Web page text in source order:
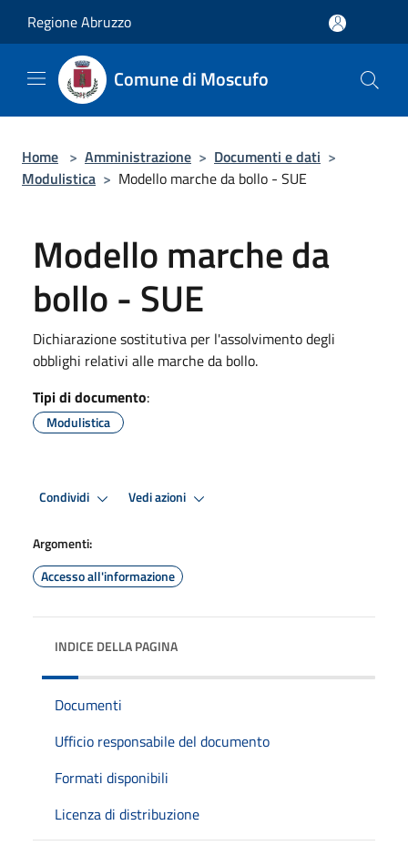
Regione Abruzzo
Comune di Moscufo
Home > Amministrazione > Documenti e dati >
Modulistica > Modello marche da bollo - SUE
Modello marche da
bollo - SUE
Dichiarazione sostitutiva per l'assolvimento degli
obblighi relativi alle marche da bollo.
Tipi di documento:
Modulistica
Condividi Vedi azioni
Argomenti:
Accesso all'informazione
INDICE DELLA PAGINA
Documenti
Ufficio responsabile del documento
Formati disponibili
Licenza di distribuzione